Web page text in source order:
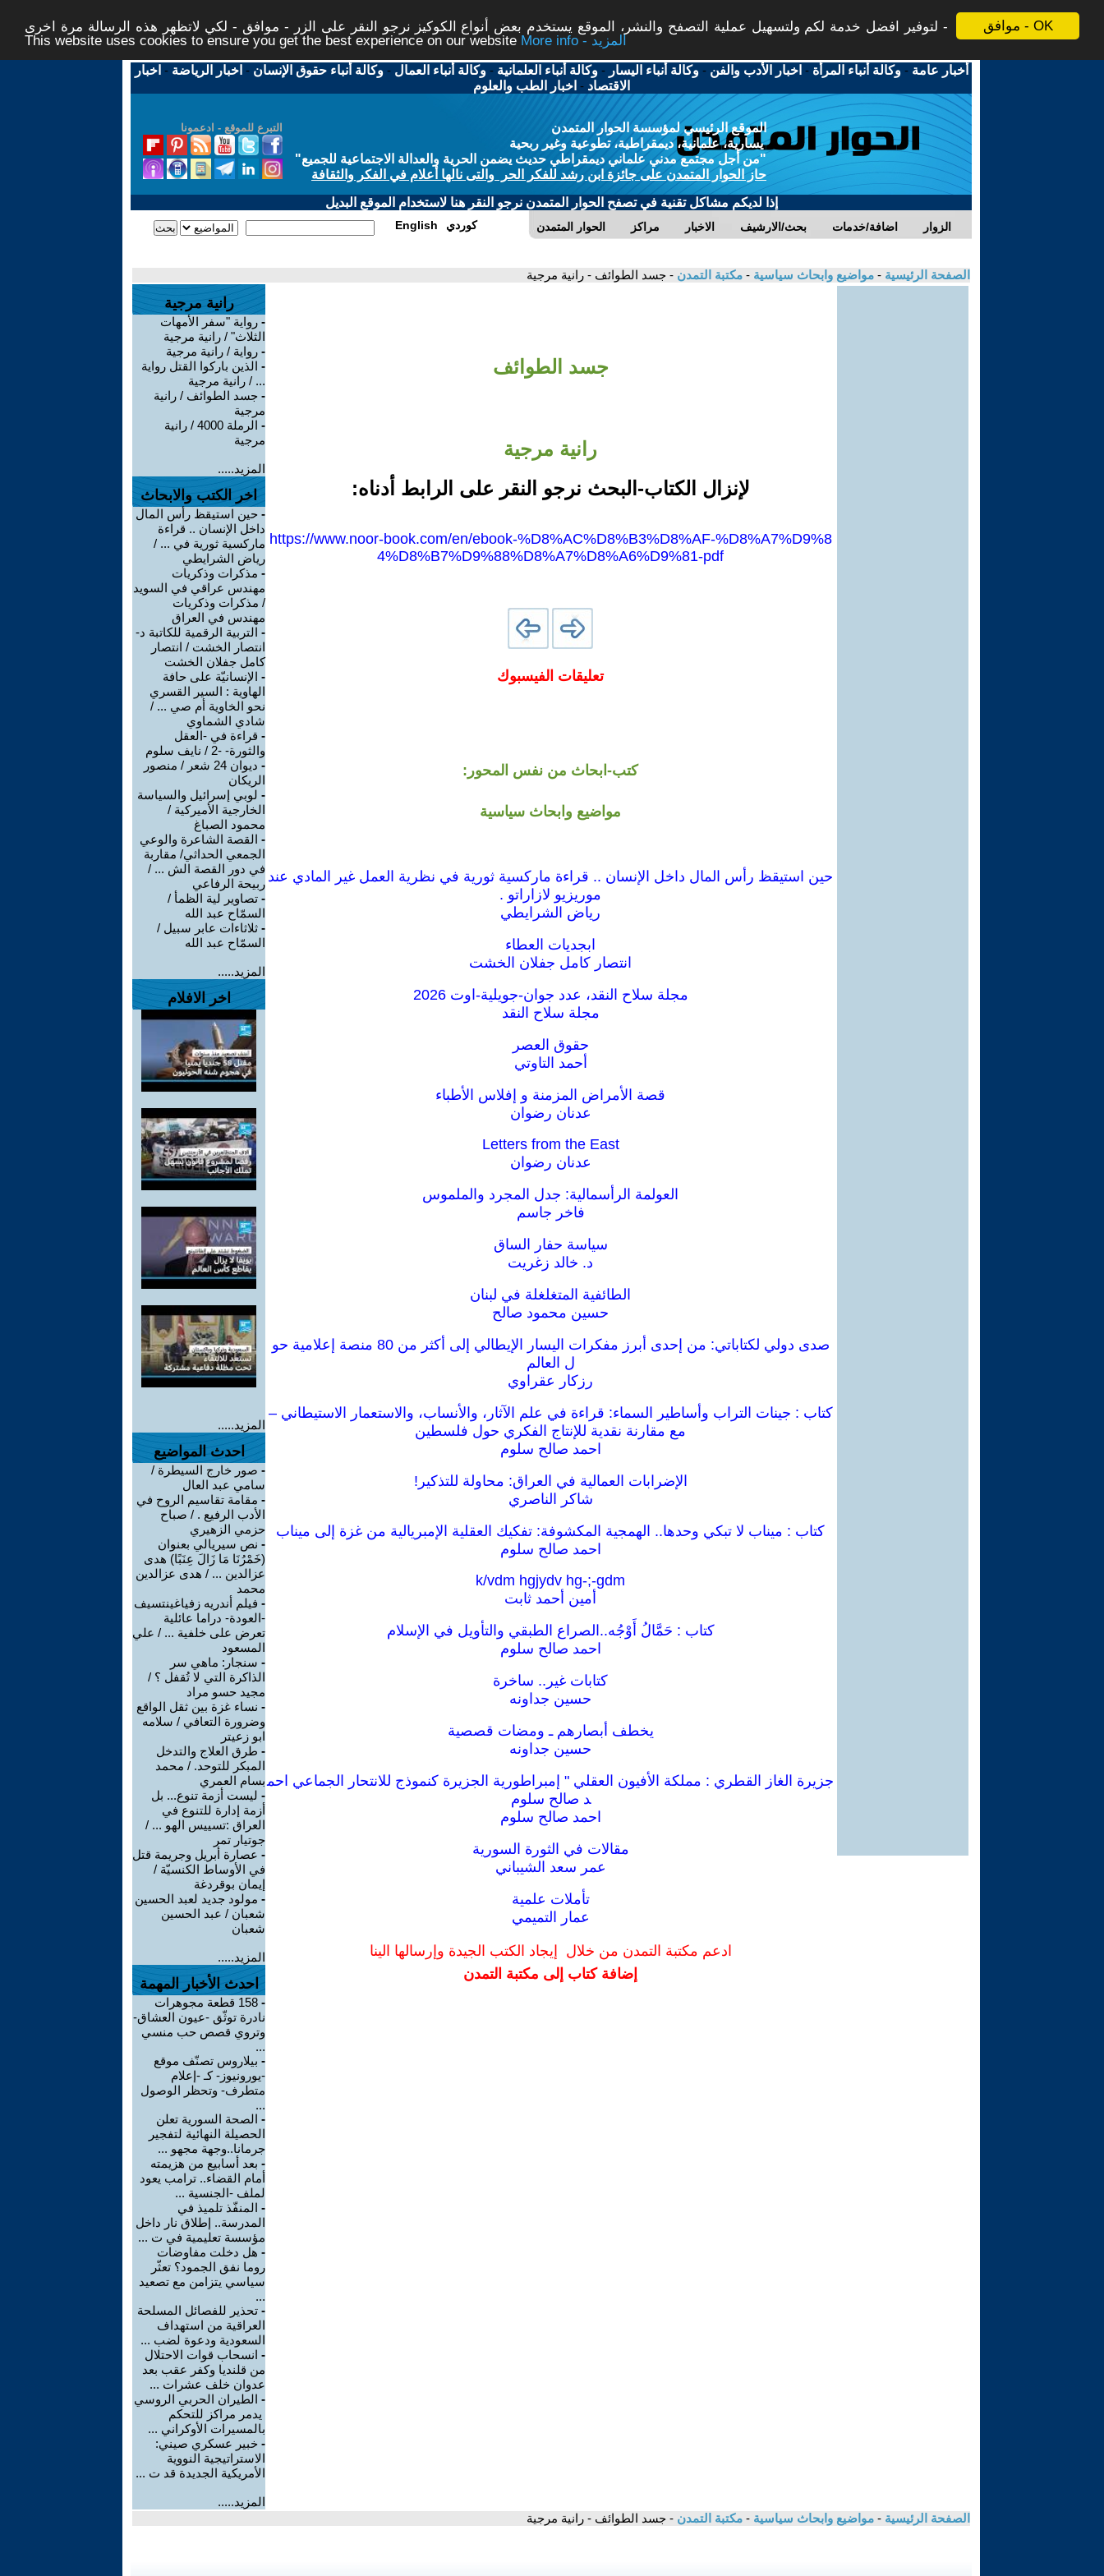
موافق - OK
لتوفير افضل خدمة لكم ولتسهيل عملية التصفح والنشر، الموقع يستخدم بعض أنواع الكوكيز نرجو النقر على الزر - موافق - لكي لاتظهر هذه الرسالة مرة اخرى -
This website uses cookies to ensure you get the best experience on our website
More info - المزيد
أخبار عامة -وكالة أنباء المرأة - اخبار الأدب والفن -وكالة أنباء اليسار -وكالة أنباء العلمانية -وكالة أنباء العمال -وكالة أنباء حقوق الإنسان - اخبار الرياضة - اخبار
الاقتصاد - اخبار الطب والعلوم
التبرع للموقع - ادعمونا
الموقع الرئيسي لمؤسسة الحوار المتمدن
يسارية، علمانية، ديمقراطية، تطوعية وغير ربحية
"من أجل مجتمع مدني علماني ديمقراطي حديث يضمن الحرية والعدالة الاجتماعية للجميع"
حاز الحوار المتمدن على جائزة ابن رشد للفكر الحر والتى نالها أعلام في الفكر والثقافة
إذا لديكم مشاكل تقنية في تصفح الحوار المتمدن نرجو النقر هنا لاستخدام الموقع البديل
الحوار المتمدن مراكز الاخبار بحث/الارشيف اضافة/خدمات الزوار English كوردي
الصفحة الرئيسية - مواضيع وابحاث سياسية - مكتبة التمدن - جسد الطوائف - رانية مرجية
جسد الطوائف
رانية مرجية
لإنزال الكتاب-البحث نرجو النقر على الرابط أدناه:
https://www.noor-book.com/en/ebook-%D8%AC%D8%B3%D8%AF-%D8%A7%D9%8
4%D8%B7%D9%88%D8%A7%D8%A6%D9%81-pdf
تعليقات الفيسبوك
كتب-ابحاث من نفس المحور:
مواضيع وابحاث سياسية
حين استيقظ رأس المال داخل الإنسان .. قراءة ماركسية ثورية في نظرية العمل غير المادي عند
موريزيو لازاراتو .
رياض الشرايطي
ابجديات العطاء
انتصار كامل جفلان الخشت
مجلة سلاح النقد، عدد جوان-جويلية-اوت 2026
مجلة سلاح النقد
حقوق العصر
أحمد التاوتي
قصة الأمراض المزمنة و إفلاس الأطباء
عدنان رضوان
Letters from the East
عدنان رضوان
العولمة الرأسمالية: جدل المجرد والملموس
فاخر جاسم
سياسة حفار الساق
د. خالد زغريت
الطائفية المتغلغلة في لبنان
حسين محمود صالح
صدى دولي لكتاباتي: من إحدى أبرز مفكرات اليسار الإيطالي إلى أكثر من 80 منصة إعلامية حو
ل العالم
رزكار عقراوي
كتاب : جينات التراب وأساطير السماء: قراءة في علم الآثار، والأنساب، والاستعمار الاستيطاني –
مع مقارنة نقدية للإنتاج الفكري حول فلسطين
احمد صالح سلوم
الإضرابات العمالية في العراق: محاولة للتذكير!
شاكر الناصري
كتاب : ميناب لا تبكي وحدها.. الهمجية المكشوفة: تفكيك العقلية الإمبريالية من غزة إلى ميناب
احمد صالح سلوم
k/vdm hgjydv hg-;-gdm
أمين أحمد ثابت
كتاب : حَمَّالُ أَوْجُه..الصراع الطبقي والتأويل في الإسلام
احمد صالح سلوم
كتابات غير.. ساخرة
حسين جداونه
يخطف أبصارهم ـ ومضات قصصية
حسين جداونه
جزيرة الغاز القطري : مملكة الأفيون العقلي " إمبراطورية الجزيرة كنموذج للانتحار الجماعي احم
د صالح سلوم
احمد صالح سلوم
مقالات في الثورة السورية
عمر سعد الشيباني
تأملات علمية
عمار التميمي
ادعم مكتبة التمدن من خلال إيجاد الكتب الجيدة وإرسالها الينا
إضافة كتاب إلى مكتبة التمدن
رانية مرجية
- رواية "سفر الأمهات
الثلاث" / رانية مرجية
- رواية / رانية مرجية
- الذين باركوا القتل رواية
... / رانية مرجية
- جسد الطوائف / رانية
مرجية
-
الرملة 4000 / رانية
مرجية
المزيد.....
اخر الكتب والابحاث
- حين استيقظ رأس المال
داخل الإنسان .. قراءة
ماركسية ثورية في ... /
رياض الشرايطي
- مذكرات وذكريات
مهندس عراقي في السويد
/ مذكرات وذكريات
مهندس في العراق
- التربية الرقمية للكاتبة د-
انتصار الخشت / انتصار
كامل جفلان الخشت
- الإنسانيّة على حافة
الهاوية : السير القسري
نحو الخاوية أم صي ... /
شادي الشماوي
- قراءة في -العقل
والثورة- -2 / نايف سلوم
-
ديوان 24 شعر / منصور
الريكان
- لوبي إسرائيل والسياسة
الخارجية الأميركية /
محمود الصباغ
- القصة الشاعرة والوعي
الجمعي الحداثي/ مقاربة
في دور القصة الش ... /
ربيحة الرفاعي
- تصاوير لية الظمأ /
السمّاح عبد الله
- ثلاثاءات عابر سبيل /
السمّاح عبد الله
المزيد.....
اخر الافلام
المزيد.....
احدث المواضيع
- صور خارج السيطرة /
سامي عبد العال
- مقامة تقاسيم الروح في
الأدب الرفيع . / صباح
حزمي الزهيري
- نص سيريالي بعنوان
(خَمْرُنَا مَا زَالَ عِنَبًا) هدى
عزالدين ... / هدى عزالدين
محمد
- فيلم أندريه زفياغينتسيف
-العودة- دراما عائلية
تعرض على خلفية ... / علي
المسعود
- سنجار: ماهي سر
الذاكرة التي لا تُقفل ؟ /
مجيد حسو مراد
- نساء غزة بين ثقل الواقع
وضرورة التعافي / سلامه
ابو زعيتر
- طرق العلاج والتدخل
المبكر للتوحد. / محمد
بسام العمري
- ليست أزمة تنوع... بل
أزمة إدارة للتنوع في
العراق :تسييس الهو ... /
جوتيار تمر
- عصارة أبريل وجريمة قتل
في الأوساط الكنسيّة /
إيمان بوقردغة
- مولود جديد لعبد الحسين
شعبان / عبد الحسين
شعبان
المزيد.....
احدث الأخبار المهمة
-
158 قطعة مجوهرات
نادرة توثّق -عيون العشاق-
وتروي قصص حب منسي
...
- بيلاروس تصنّف موقع
-يورونيوز- كـ -إعلام
متطرف- وتحظر الوصول
...
- الصحة السورية تعلن
الحصيلة النهائية لتفجير
جرمانا..وجهة مجهو ...
- بعد أسابيع من هزيمته
أمام القضاء.. ترامب يعود
لملف -الجنسية ...
- المنفّذ تلميذ في
المدرسة.. إطلاق نار داخل
مؤسسة تعليمية في ت ...
- هل دخلت مفاوضات
روما نفق الجمود؟ تعثّر
سياسي يتزامن مع تصعيد
...
- تحذير للفصائل المسلحة
العراقية من استهداف
السعودية ودعوة لضب ...
- انسحاب قوات الاحتلال
من قلنديا وكفر عقب بعد
عدوان خلف عشرات ...
- الطيران الحربي الروسي
يدمر مراكز للتحكم
بالمسيرات الأوكراني ...
- خبير عسكري صيني:
الاستراتيجية النووية
الأمريكية الجديدة قد ت ...
المزيد.....
الصفحة الرئيسية - مواضيع وابحاث سياسية - مكتبة التمدن - جسد الطوائف - رانية مرجية